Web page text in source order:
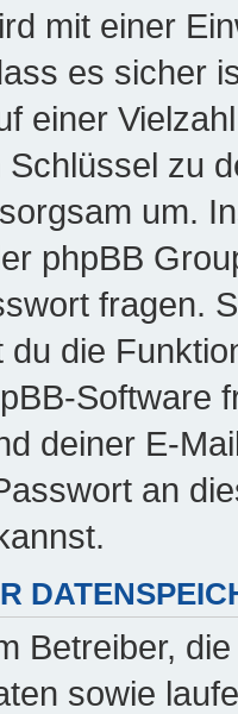
mit einer
es sicher
einer
zu
um.
phpBB
fragen.
die
Software
deiner E-
an
Betreiber,
sowie